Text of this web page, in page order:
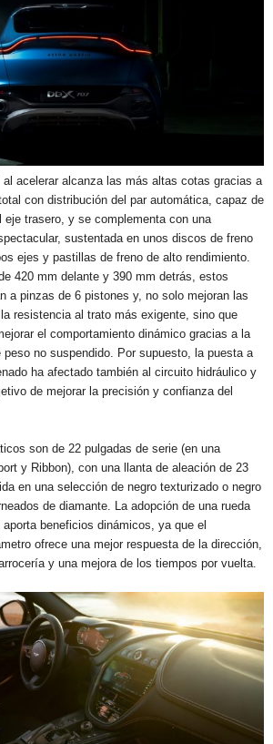
acelerar alcanza las más altas cotas gracias a
con distribución del par automática, capaz de
eje trasero, y se complementa con una
sustentada en unos discos de freno
ejes y pastillas de freno de alto rendimiento.
420 mm delante y 390 mm detrás, estos
a pinzas de 6 pistones y, no solo mejoran las
resistencia al trato más exigente, sino que
el comportamiento dinámico gracias a la
no suspendido. Por supuesto, la puesta a
ha afectado también al circuito hidráulico y
de mejorar la precisión y confianza del
son de 22 pulgadas de serie (en una
y Ribbon), con una llanta de aleación de 23
en una selección de negro texturizado o negro
de diamante. La adopción de una rueda
beneficios dinámicos, ya que el
ofrece una mejor respuesta de la dirección,
y una mejora de los tiempos por vuelta.